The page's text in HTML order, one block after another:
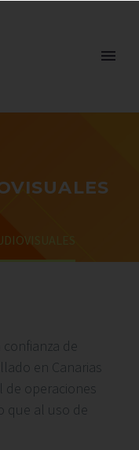
de
en Canarias
operaciones
que al uso de